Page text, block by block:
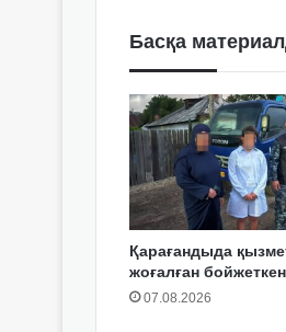
Басқа
Қарағандыда
жоғалған
07.08.2026